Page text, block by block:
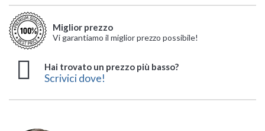
Miglior prezzo
Vi garantiamo il miglior prezzo possibile!
Hai trovato un prezzo più basso?
Scrivici dove!